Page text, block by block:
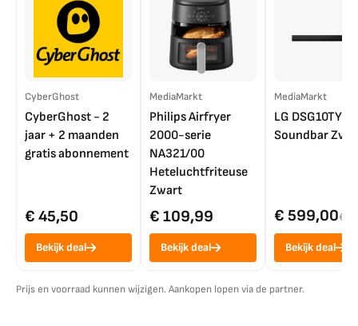
CyberGhost
CyberGhost - 2
jaar + 2 maanden
gratis abonnement
€ 45,50
Bekijk deal
MediaMarkt
Philips Airfryer
2000-serie
NA321/00
Heteluchtfriteuse
Zwart
€ 109,99
Bekijk deal
MediaMarkt
LG DSG10TY
Soundbar
€ 599,00€
Bekijk deal
Prijs en voorraad kunnen wijzigen. Aankopen lopen via de partner.